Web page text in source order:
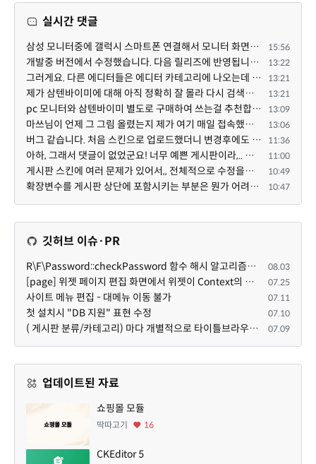
실시간 댓글
삼성 모니터중에 갤럭시 스마트폰 연결해서 모니터 화면으로 볼 수 있다는게 있다네요. 마쓰님 모니터도 그... 15:56
개발중 버전에서 수정했습니다. 다음 릴리즈에 반영됩니다. 특정한 게시판 설정 + 썸네일 설정의 조합에서 $... 13:22
그러게요. 다른 에디터들은 에디터 카테고리에 나오는데 YJSoft님이 최근에 올리신 것만 스킨으로 나오는 것... 13:21
제가 삼텐바이미에 대해 아직 정확히 잘 몰라 다시 검색해봤는데 이게 이동식 거치대인가봐요. 마쓰님이 별... 13:21
pc 모니터와 삼텐바이미 별도로 구매하여 쓰는걸 추천합니다 ^^ 13:09
마쓰님이 언제 그 그림 올렸는지 제가 여기 매일 접속했는데 요 아래 제 댓글 밑에 새댓글이 없어 새댓글이 ... 13:06
버그 같습니다. 처음 스킨으로 업로드했더니 변경후에도 스킨으로 남아있네요. 11:36
아하, 그래서 댓글이 없었군요! 너무 예쁜 게시판이라,.. 넘넘 감사드립니다! 천천히 하세요 ^^ 11:00
게시판 스킨에 여러 문제가 있어서,, 전체적으로 수정을해서 업데이트 하겠습니다! 10:49
확장변수를 게시판 상단에 포함시키는 부분은 뭔가 어려우신 작업인가보네요~ 10:47
깃허브 이슈·PR
R\F\Password::checkPassword 함수 해시 알고리즘을 암시적으로 호출하는 경우 Argon2id 해시 비교 실패 08.03
[page] 위젯 페이지 편집 화면에서 위젯이 Context의 module_info를 덮어쓰면 저장이 ERR_ACT_IS_NOT_STANDALONE으로 실패 07.25
사이트 메뉴 편집 - 대메뉴 이동 불가 07.11
첫 설치시 "DB 지원" 표현 수정 07.10
( 게시판 분류/카테고리) 마다 개별적으로 타이틀브라우저 제목 및 seo설명 넣을 수 있으면 어떨지 해서 글 등록해봅니다. 07.09
업데이트된 자료
쇼핑몰 모듈
딱따고기 16
CKEditor 5